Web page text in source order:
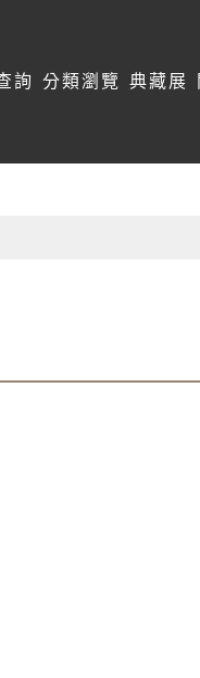
詢 分類瀏覽 典藏展